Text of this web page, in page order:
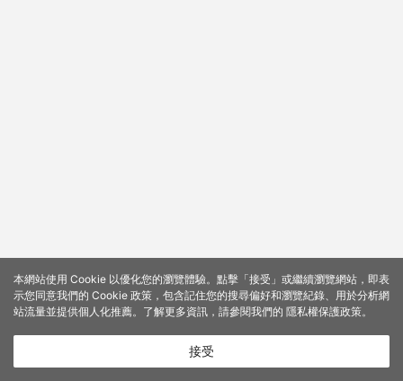
本網站使用 Cookie 以優化您的瀏覽體驗。點擊「接受」或繼續瀏覽網站，即表
示您同意我們的 Cookie 政策，包含記住您的搜尋偏好和瀏覽紀錄、用於分析網
站流量並提供個人化推薦。了解更多資訊，請參閱我們的 隱私權保護政策。
接受